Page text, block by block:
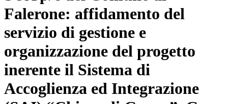
Falerone: affidamento del
servizio di gestione e
organizzazione del progetto
inerente il Sistema di
Accoglienza ed Integrazione